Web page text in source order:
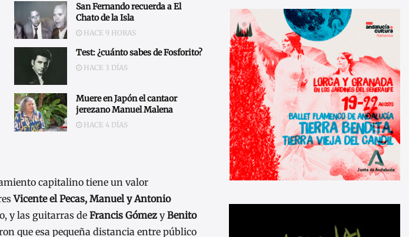
San Fernando recuerda a El
Chato de la Isla
HACE 9 HORAS
Test: ¿cuánto sabes de Fosforito?
HACE 3 DÍAS
Muere en Japón el cantaor
jerezano Manuel Malena
HACE 4 DÍAS
capitalino tiene un valor
Vicente el Pecas, Manuel y Antonio
y las guitarras deFrancis Gómez yBenito
que esa pequeña distancia entre público